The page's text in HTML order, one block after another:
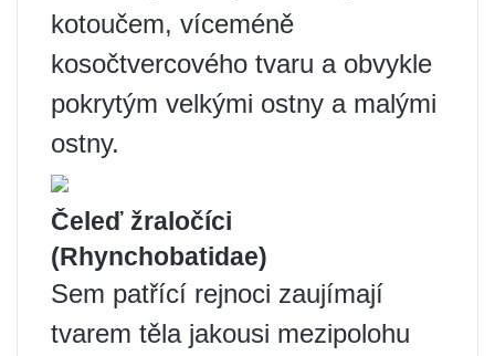
kotoučem, víceméně
kosočtvercového tvaru a obvykle
pokrytým velkými ostny a malými
ostny.
Čeleď žraločíci
(Rhynchobatidae)
Sem patřící rejnoci zaujímají
tvarem těla jakousi mezipolohu